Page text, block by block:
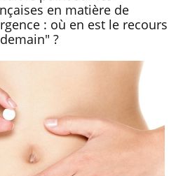
en matière de
: où en est le recours
?